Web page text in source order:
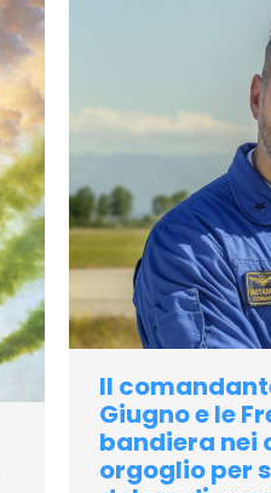
Il
Giugno e le
bandiera nei
orgoglio per